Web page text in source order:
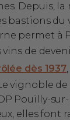
Depuis,
bastions du
permet à
vins de
dès 1937
vignoble
Pouilly-
elles font